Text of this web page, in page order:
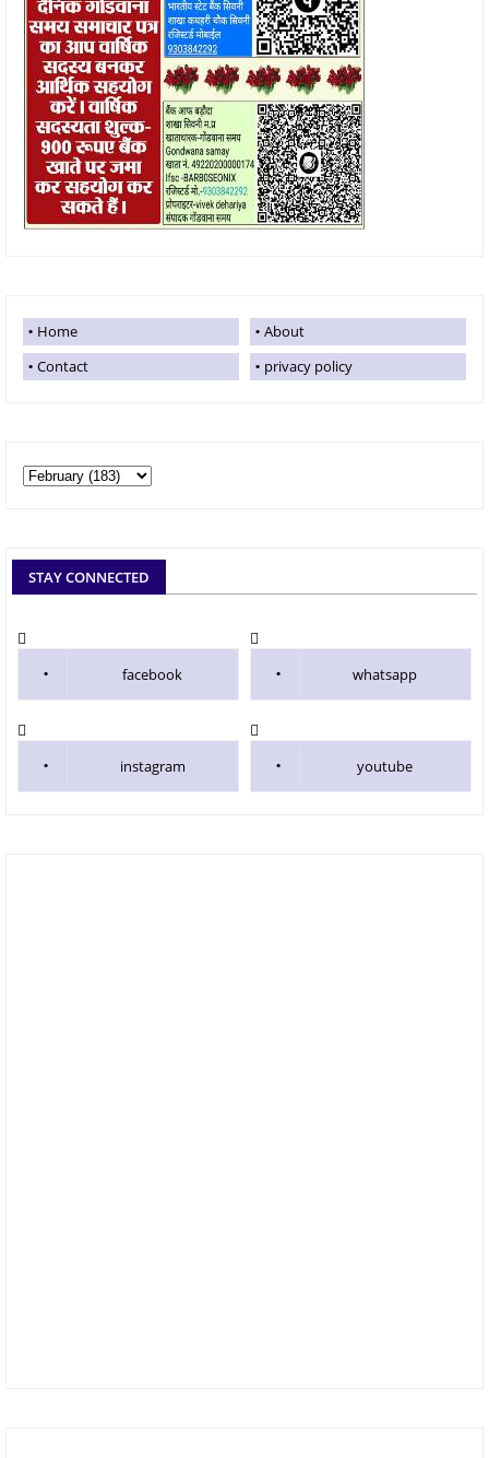
Home
About
Contact
privacy policy
STAY CONNECTED
facebook whatsapp
instagram youtube